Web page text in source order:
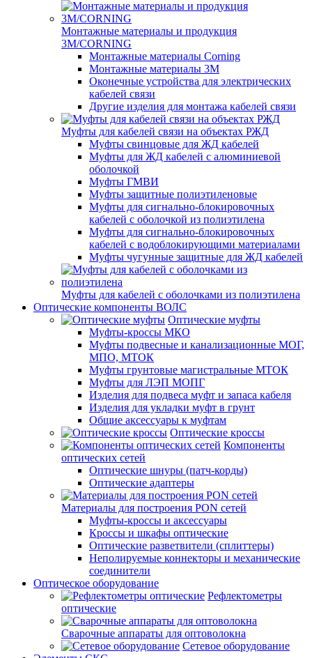
Монтажные материалы и продукция
3M/CORNING
Монтажные материалы Corning
Монтажные материалы 3M
Оконечные устройства для электрических
кабелей связи
Другие изделия для монтажа кабелей связи
Муфты для кабелей связи на объектах РЖД
Муфты свинцовые для ЖД кабелей
Муфты для ЖД кабелей с алюминиевой
оболочкой
Муфты ГМВИ
Муфты защитные полиэтиленовые
Муфты для сигнально-блокировочных
кабелей с оболочкой из полиэтилена
Муфты для сигнально-блокировочных
кабелей с водоблокирующими материалами
Муфты чугунные защитные для ЖД кабелей
Муфты для кабелей с оболочками из полиэтилена
Оптические компоненты ВОЛС
Оптические муфты
Муфты-кроссы МКО
Муфты подвесные и канализационные МОГ,
МПО, МТОК
Муфты грунтовые магистральные МТОК
Муфты для ЛЭП МОПГ
Изделия для подвеса муфт и запаса кабеля
Изделия для укладки муфт в грунт
Общие аксессуары к муфтам
Оптические кроссы
Компоненты
оптических сетей
Оптические шнуры (патч-корды)
Оптические адаптеры
Материалы для построения PON сетей
Муфты-кроссы и аксессуары
Кроссы и шкафы оптические
Оптические разветвители (сплиттеры)
Неполируемые коннекторы и механические
соединители
Оптическое оборудование
Рефлектометры
оптические
Сварочные аппараты для оптоволокна
Сетевое оборудование